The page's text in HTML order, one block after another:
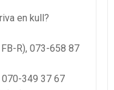
en kull?
R), 073-658 87
070-349 37 67